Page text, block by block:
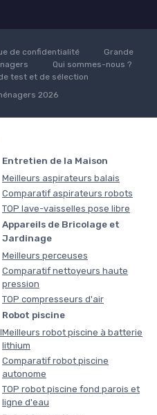
de confidentialité
Grande
Qui sommes-nous ?
test et de sélection
2026
Entretien de la Maison
Meilleurs aspirateurs balais
Comparatif aspirateurs robots
TOP lave-vaisselles pose libre
Appareils de Bricolage et
Jardinage
Meilleurs perceuses
Comparatif nettoyeurs haute
pression
TOP compresseurs d'air
Robot piscine
Meilleurs robot piscine à batterie
lithium
Comparatif robot piscine
autonome
TOP robot piscine fond parois et
ligne d'eau